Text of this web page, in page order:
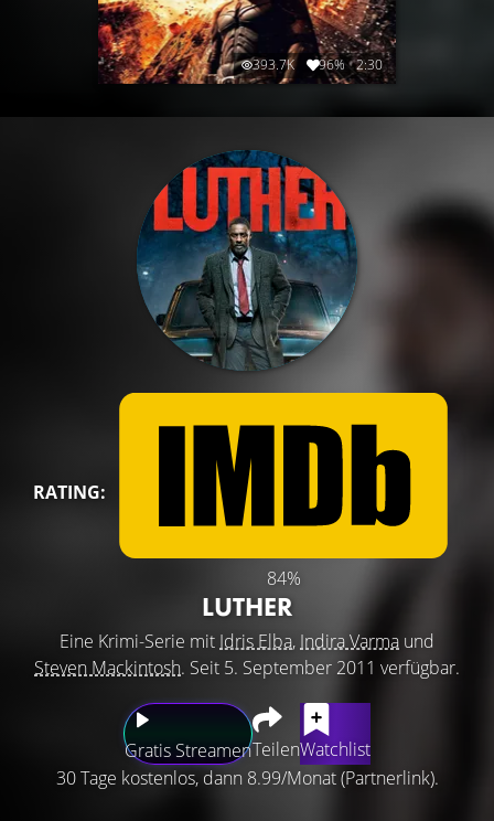
393.7K 96% 2:30
RATING:
84%
LUTHER
Eine Krimi-Serie mit Idris Elba, Indira Varma und
Steven Mackintosh. Seit 5. September 2011 verfügbar.
Gratis StreamenTeilenWatchlist
30 Tage kostenlos, dann 8.99/Monat (Partnerlink).